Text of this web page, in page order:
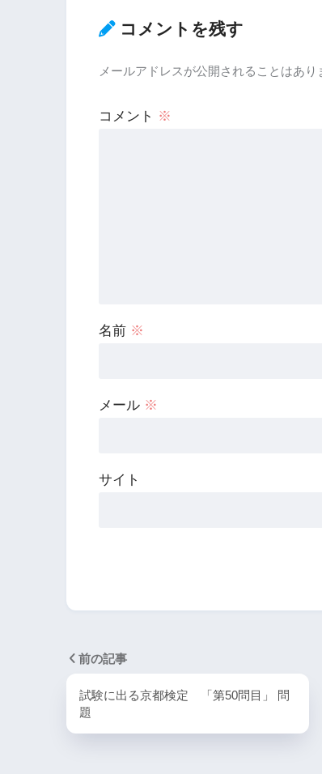
コメントを残す
メールアドレスが公開されることはあり
コメント ※
名前 ※
メール ※
サイト
前の記事
試験に出る京都検定 「第50問目」 問
題